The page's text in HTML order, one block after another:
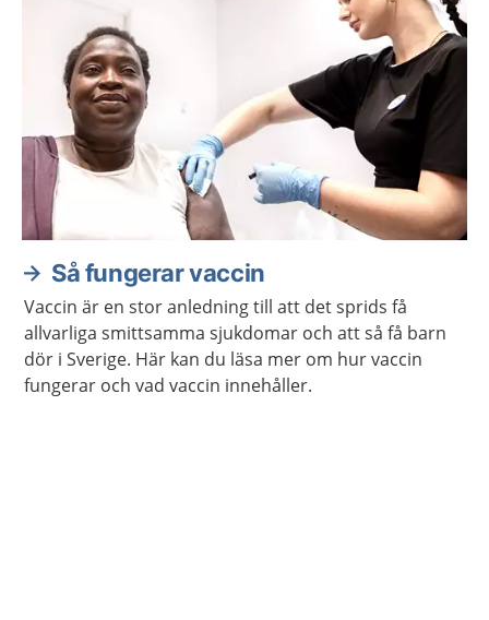
Så fungerar vaccin
Vaccin är en stor anledning till att det sprids få
allvarliga smittsamma sjukdomar och att så få barn
dör i Sverige. Här kan du läsa mer om hur vaccin
fungerar och vad vaccin innehåller.